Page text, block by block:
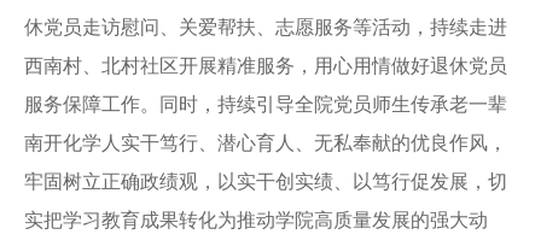
休党员走访慰问、关爱帮扶、志愿服务等活动，持续走进
西南村、北村社区开展精准服务，用心用情做好退休党员
服务保障工作。同时，持续引导全院党员师生传承老一辈
南开化学人实干笃行、潜心育人、无私奉献的优良作风，
牢固树立正确政绩观，以实干创实绩、以笃行促发展，切
实把学习教育成果转化为推动学院高质量发展的强大动